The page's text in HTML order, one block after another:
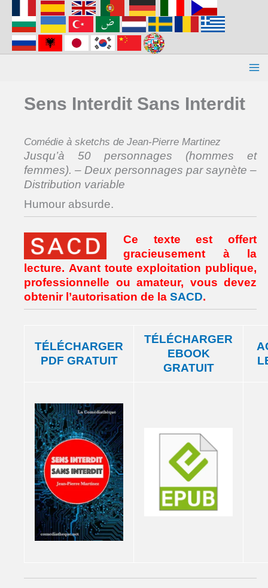
contenu
Sens Interdit Sans Interdit
Comédie à sketchs de Jean-Pierre Martinez
Jusqu’à 50 personnages (hommes et
femmes). – Deux personnages par saynète –
Distribution variable
Humour absurde.
Ce texte est offert
gracieusement à la
lecture. Avant toute exploitation publique,
professionnelle ou amateur, vous devez
obtenir l’autorisation de la SACD.
TÉLÉCHARGER
PDF GRATUIT
TÉLÉCHARGER
EBOOK
GRATUIT